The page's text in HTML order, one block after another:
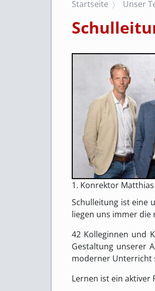
Startseite Unser
1. Konrektor
Schulleitung ist eine
liegen uns immer die
42 Kolleginnen und
Gestaltung unserer
moderner Unterricht
Lernen ist ein aktiver